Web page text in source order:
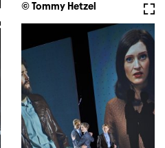
© Tommy Hetzel